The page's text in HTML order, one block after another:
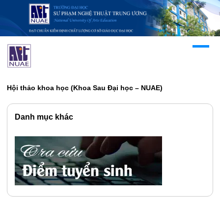
Hội thảo khoa học (Khoa Sau Đại học – NUAE)
Danh mục khác